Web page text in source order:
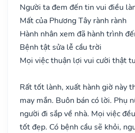
Người ta đem đến tin vui điều
Mất của Phương Tây rành rành
Hành nhân xem đã hành trình
Bệnh tật sửa lễ cầu trời
Mọi việc thuận lợi vui cười thật
Rất tốt lành, xuất hành giờ này
may mắn. Buôn bán có lời. Phụ
người đi sắp về nhà. Mọi việc
tốt đẹp. Có bệnh cầu sẽ khỏi,